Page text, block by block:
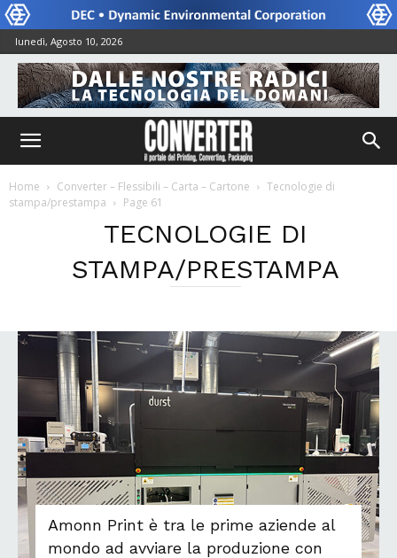
lunedì, Agosto 10, 2026
Home Converter – Flessibili – Carta – Cartone
Tecnologie di
stampa/prestampa
Page 61
TECNOLOGIE DI
STAMPA/PRESTAMPA
Amonn Print è tra le prime aziende al
mondo ad avviare la produzione con